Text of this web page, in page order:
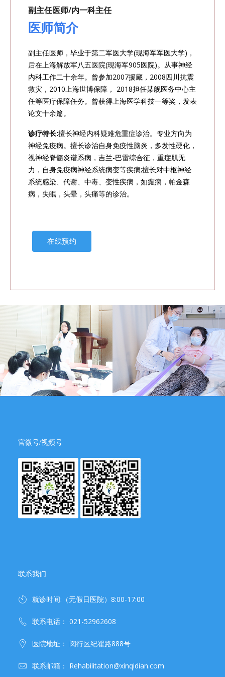
副主任医师/内一科主任
医师简介
副主任医师，毕业于第二军医大学(现海军军医大学)，
后在上海解放军八五医院(现海军905医院)。从事神经
内科工作二十余年。曾参加2007援藏，2008四川抗震
救灾，2010上海世博保障， 2018担任某舰医务中心主
任等医疗保障任务。曾获得上海医学科技一等奖，发表
论文十余篇。
诊疗特长:擅长神经内科疑难危重症诊治。专业方向为
神经免疫病。擅长诊治自身免疫性脑炎，多发性硬化，
视神经脊髓炎谱系病，吉兰-巴雷综合征，重症肌无
力，自身免疫病神经系统病变等疾病;擅长对中枢神经
系统感染、代谢、中毒、变性疾病，如癫痫，帕金森
病，失眠，头晕，头痛等的诊治。
在线预约
官微号/视频号
联系我们
就诊时间:（无假日医院）8:00-17:00
联系电话： 021-52962608
医院地址： 闵行区纪翟路888号
联系邮箱： Rehabilitation@xinqidian.com